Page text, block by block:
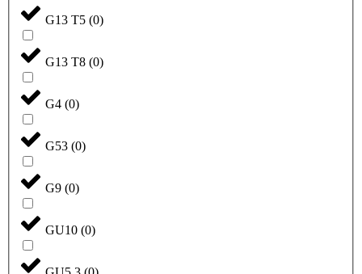
G13 T5 (0)
G13 T8 (0)
G4 (0)
G53 (0)
G9 (0)
GU10 (0)